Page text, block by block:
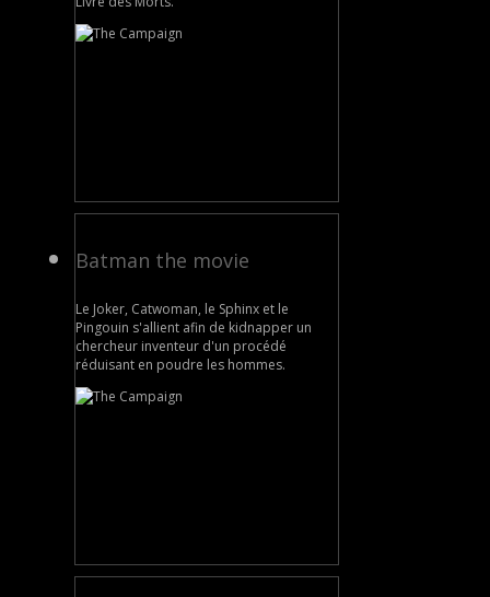
Batman the movie
Le Joker, Catwoman, le Sphinx et le
Pingouin s'allient afin de kidnapper un
chercheur inventeur d'un procédé
réduisant en poudre les hommes.